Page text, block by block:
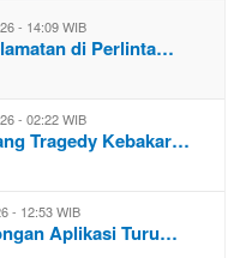
- 14:09 WIB
di Perlinta…
- 02:22 WIB
Tragedy Kebakar…
- 12:53 WIB
Aplikasi Turu…